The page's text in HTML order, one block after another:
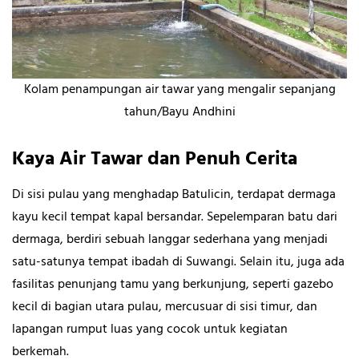
Kolam penampungan air tawar yang mengalir sepanjang
tahun/Bayu Andhini
Kaya Air Tawar dan Penuh Cerita
Di sisi pulau yang menghadap Batulicin, terdapat dermaga
kayu kecil tempat kapal bersandar. Sepelemparan batu dari
dermaga, berdiri sebuah langgar sederhana yang menjadi
satu-satunya tempat ibadah di Suwangi. Selain itu, juga ada
fasilitas penunjang tamu yang berkunjung, seperti gazebo
kecil di bagian utara pulau, mercusuar di sisi timur, dan
lapangan rumput luas yang cocok untuk kegiatan
berkemah.